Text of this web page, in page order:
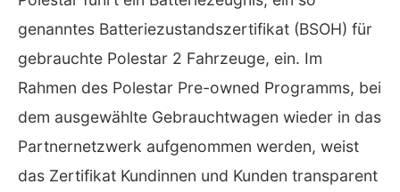
genanntes Batteriezustandszertifikat (BSOH) für
gebrauchte Polestar 2 Fahrzeuge, ein. Im
Rahmen des Polestar Pre-owned Programms, bei
dem ausgewählte Gebrauchtwagen wieder in das
Partnernetzwerk aufgenommen werden, weist
das Zertifikat Kundinnen und Kunden transparent